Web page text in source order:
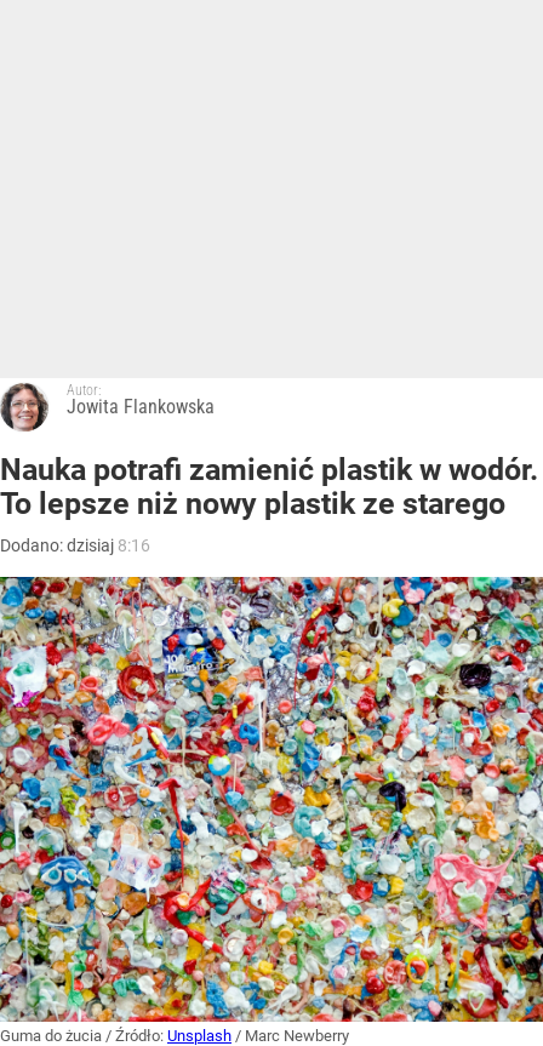
Autor:
Jowita Flankowska
Nauka potrafi zamienić plastik w wodór.
To lepsze niż nowy plastik ze starego
Dodano:dzisiaj 8:16
Guma do żucia / Źródło: Unsplash / Marc Newberry